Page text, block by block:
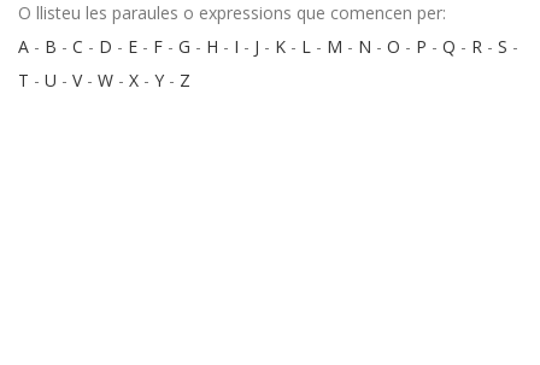
O llisteu les paraules o expressions que comencen per:
A - B - C - D - E - F - G - H - I - J - K - L - M - N - O - P - Q - R - S -
T - U - V- W - X - Y - Z